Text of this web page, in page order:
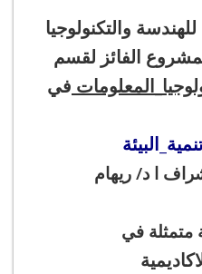
والتكنولوجيا
الفائز لقسم
في
تحت إشراف ا د/ ريهام
متمثلة في